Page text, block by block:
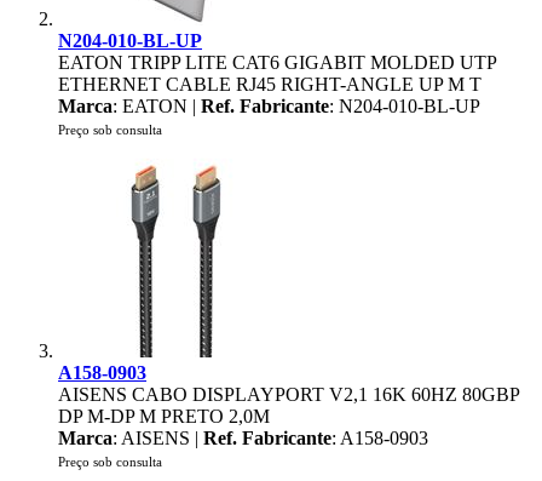
N204-010-BL-UP
EATON TRIPP LITE CAT6 GIGABIT MOLDED UTP
ETHERNET CABLE RJ45 RIGHT-ANGLE UP M T
Marca: EATON | Ref. Fabricante: N204-010-BL-UP
Preço sob consulta
A158-0903
AISENS CABO DISPLAYPORT V2,1 16K 60HZ 80GBP
DP M-DP M PRETO 2,0M
Marca: AISENS | Ref. Fabricante: A158-0903
Preço sob consulta